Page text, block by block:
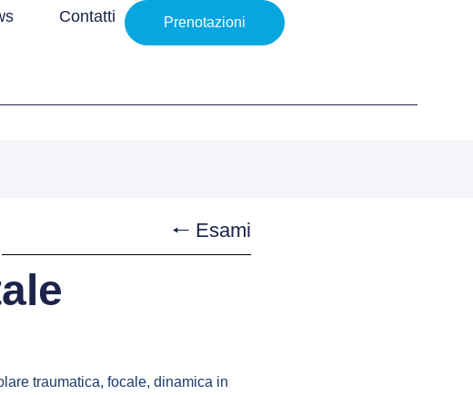
Contatti Prenotazioni
🠐 Esami
traumatica, focale, dinamica in